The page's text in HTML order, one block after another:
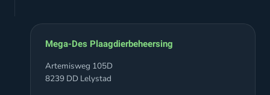
Mega-Des Plaagdierbeheersing
Artemisweg 105D
8239 DD Lelystad